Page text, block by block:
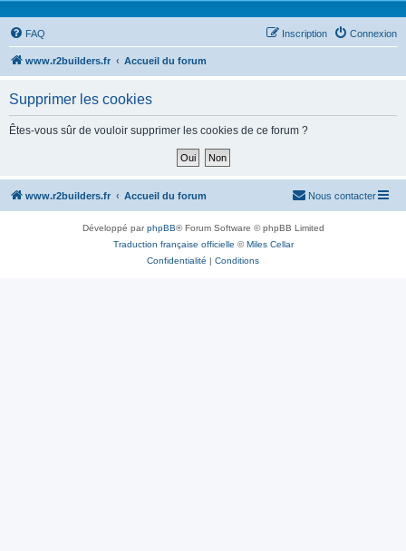
FAQ Connexion
Inscription
www.r2builders.fr Accueil du forum
Supprimer les cookies
Êtes-vous sûr de vouloir supprimer les cookies de ce forum ?
www.r2builders.fr Accueil du forum Nous contacter
Développé parphpBB® Forum Software © phpBB Limited
Traduction française officielle ©Miles Cellar
Confidentialité | Conditions